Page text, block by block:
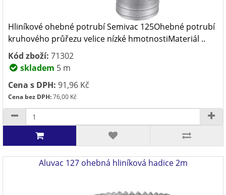
Hliníkové ohebné potrubí Semivac 125Ohebné potrubí
kruhového průřezu velice nízké hmotnostiMateriál ..
Kód zboží: 71302
skladem 5 m
Cena s DPH: 91,96 Kč
Cena bez DPH:76,00 Kč
Aluvac 127 ohebná hliníková hadice 2m